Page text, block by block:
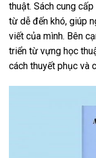
thuật. Sách cung
từ dễ đến khó, giúp
viết của mình. Bên
triển từ vựng học
cách thuyết phục và